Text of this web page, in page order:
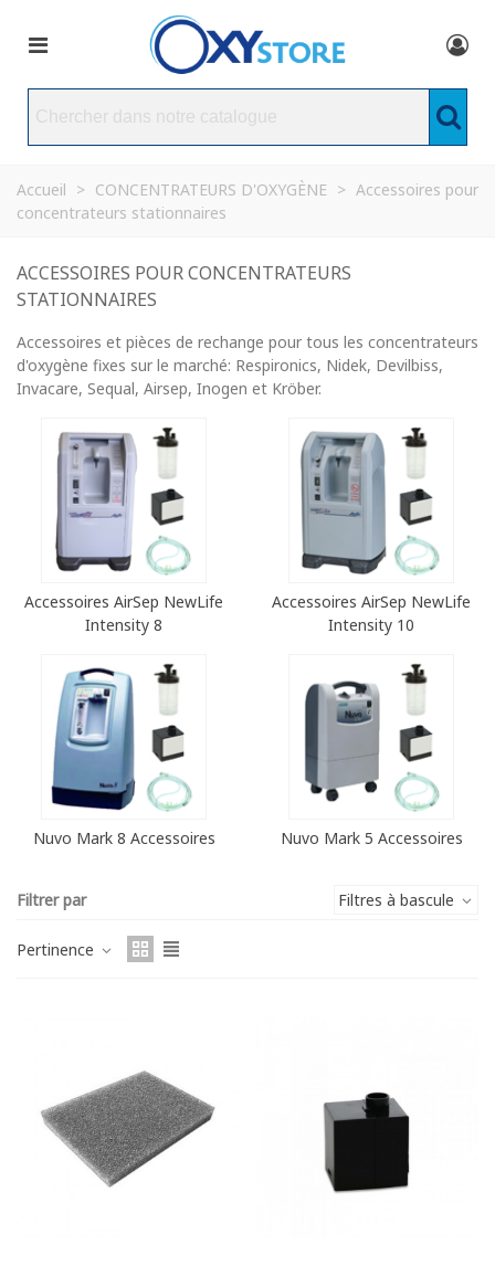
Accueil > CONCENTRATEURS D'OXYGÈNE > Accessoires pour
concentrateurs stationnaires
ACCESSOIRES POUR CONCENTRATEURS
STATIONNAIRES
Accessoires et pièces de rechange pour tous les concentrateurs
d'oxygène fixes sur le marché: Respironics, Nidek, Devilbiss,
Invacare, Sequal, Airsep, Inogen et Kröber.
Accessoires AirSep NewLife
Intensity 8
Accessoires AirSep NewLife
Intensity 10
Nuvo Mark 8 Accessoires Nuvo Mark 5 Accessoires
Filtrer par Filtres à bascule
Pertinence